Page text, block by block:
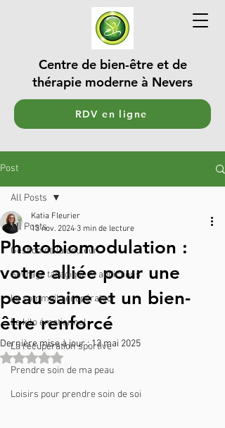
Centre de bien-être et de
thérapie moderne à Nevers
RDV en ligne
Post
All Posts
Gestion de la douleur
Sevrage tabagique et addictions
Le sommeil récupérateur
Le kilo émotionnel
La récupération sportive
Prendre soin de ma peau
Loisirs pour prendre soin de soi
All Posts
Photobiomodulation :
votre alliée pour une
peau saine et un bien-
être renforcé
Katia Fleurier
13 nov. 2024 3 min de lecture
Dernière mise à jour :13 mai 2025
Noté NaN étoiles sur 5.